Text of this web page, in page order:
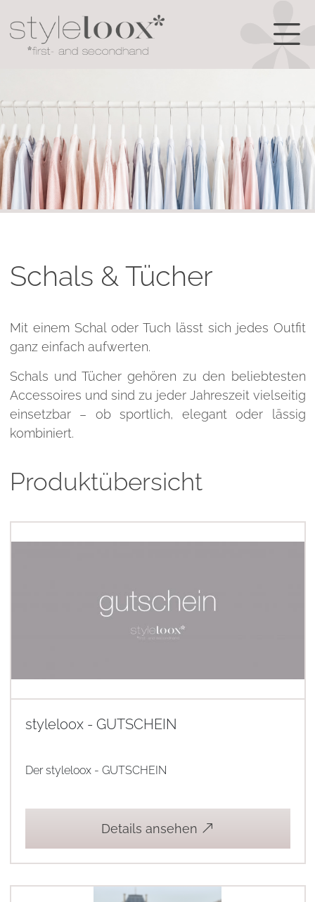
Schals & Tücher
Mit einem Schal oder Tuch lässt sich jedes Outfit
ganz einfach aufwerten.
Schals und Tücher gehören zu den beliebtesten
Accessoires und sind zu jeder Jahreszeit vielseitig
einsetzbar – ob sportlich, elegant oder lässig
kombiniert.
Produktübersicht
styleloox - GUTSCHEIN
Der styleloox - GUTSCHEIN
Details ansehen